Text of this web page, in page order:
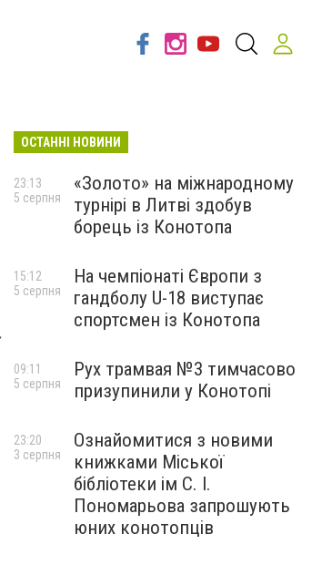
ОСТАННІ НОВИНИ
«Золото» на міжнародному
турнірі в Литві здобув
борець із Конотопа
23:13
5 серпня
На чемпіонаті Європи з
гандболу U-18 виступає
спортсмен із Конотопа
15:12
5 серпня
Рух трамвая №3 тимчасово
призупинили у Конотопі
09:11
5 серпня
Ознайомитися з новими
книжками Міської
бібліотеки ім С. І.
Пономарьова запрошують
юних конотопців
23:20
3 серпня